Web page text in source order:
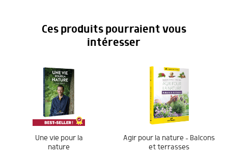
Ces produits pourraient vous
intéresser
Une vie pour la
nature
Agir pour la nature – Balcons
et terrasses